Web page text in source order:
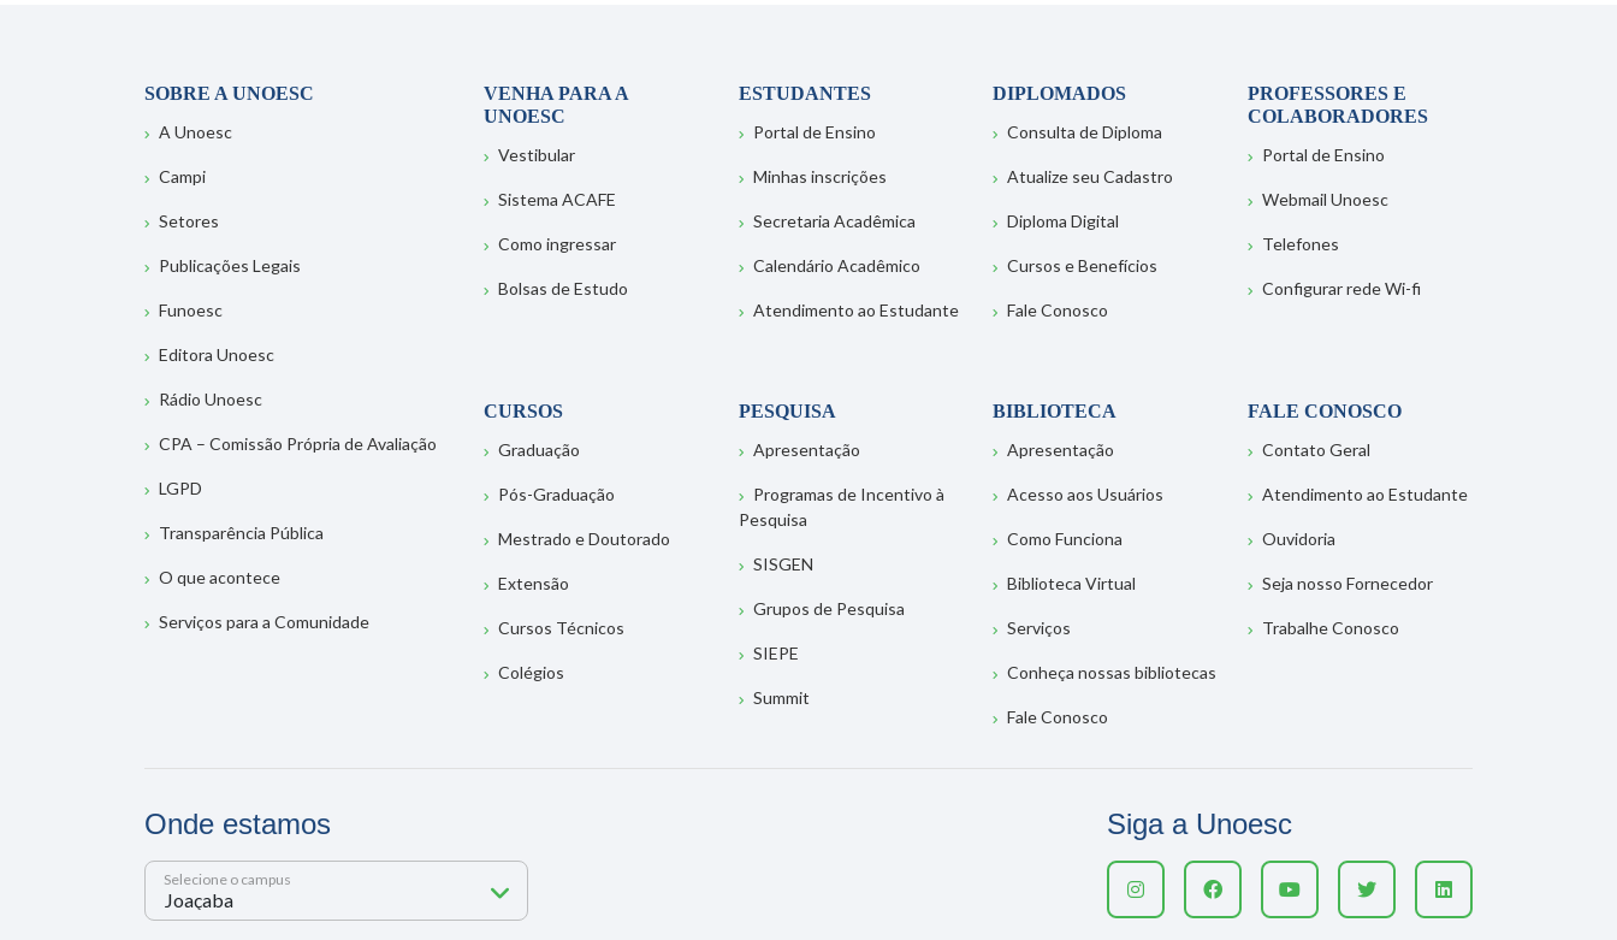
SOBRE A UNOESC
A Unoesc
Campi
Setores
Publicações Legais
Funoesc
Editora Unoesc
Rádio Unoesc
CPA – Comissão Própria de Avaliação
LGPD
Transparência Pública
O que acontece
Serviços para a Comunidade
VENHA PARA A
UNOESC
Vestibular
Sistema ACAFE
Como ingressar
Bolsas de Estudo
ESTUDANTES
Portal de Ensino
Minhas inscrições
Secretaria Acadêmica
Calendário Acadêmico
Atendimento ao Estudante
DIPLOMADOS
Consulta de Diploma
Atualize seu Cadastro
Diploma Digital
Cursos e Benefícios
Fale Conosco
PROFESSORES E
COLABORADORES
Portal de Ensino
Webmail Unoesc
Telefones
Configurar rede Wi-fi
CURSOS
Graduação
Pós-Graduação
Mestrado e Doutorado
Extensão
Cursos Técnicos
Colégios
PESQUISA
Apresentação
Programas de Incentivo à
Pesquisa
SISGEN
Grupos de Pesquisa
SIEPE
Summit
BIBLIOTECA
Apresentação
Acesso aos Usuários
Como Funciona
Biblioteca Virtual
Serviços
Conheça nossas bibliotecas
Fale Conosco
FALE CONOSCO
Contato Geral
Atendimento ao Estudante
Ouvidoria
Seja nosso Fornecedor
Trabalhe Conosco
Onde estamos
Selecione o campus
Siga a Unoesc